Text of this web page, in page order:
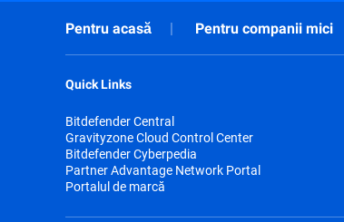
Pentru acasă Pentru companii mici
Quick Links
Bitdefender Central
Gravityzone Cloud Control Center
Bitdefender Cyberpedia
Partner Advantage Network Portal
Portalul de marcă